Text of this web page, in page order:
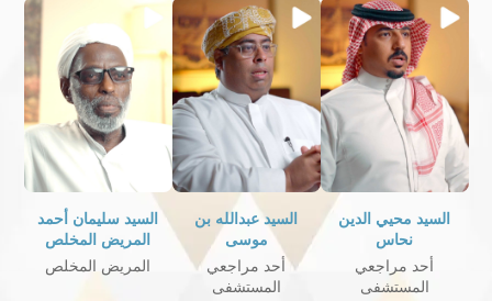
السيد محيي الدين
نحاس
أحد مراجعي
المستشفى
السيد عبدالله بن
موسى
أحد مراجعي
المستشفى
السيد سليمان أحمد
المريض المخلص
المريض المخلص